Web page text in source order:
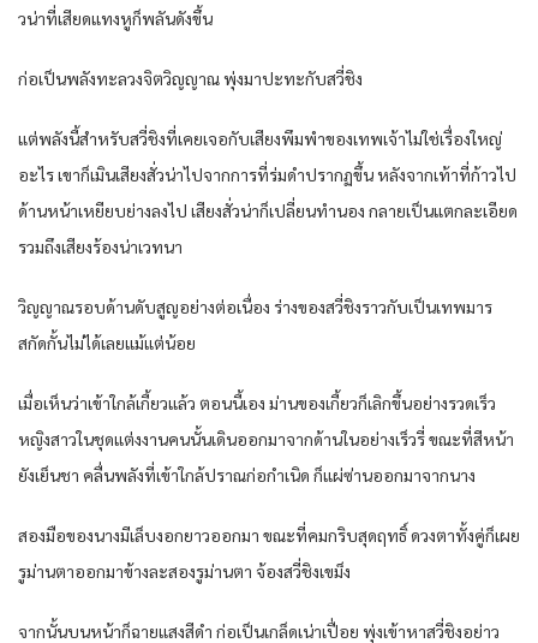
วน่าที่เสียดแทงหูก็พลันดังขึ้น
ก่อเป็นพลังทะลวงจิตวิญญาณ พุ่งมาปะทะกับสวี่ชิง
แต่พลังนี้สำหรับสวี่ชิงที่เคยเจอกับเสียงพึมพำของเทพเจ้าไม่ใช่เรื่องใหญ่
อะไร เขาก็เมินเสียงสั่วน่าไปจากการที่ร่มดำปรากฏขึ้น หลังจากเท้าที่ก้าวไป
ด้านหน้าเหยียบย่างลงไป เสียงสั่วน่าก็เปลี่ยนทำนอง กลายเป็นแตกละเอียด
รวมถึงเสียงร้องน่าเวทนา
วิญญาณรอบด้านดับสูญอย่างต่อเนื่อง ร่างของสวี่ชิงราวกับเป็นเทพมาร
สกัดกั้นไม่ได้เลยแม้แต่น้อย
เมื่อเห็นว่าเข้าใกล้เกี้ยวแล้ว ตอนนี้เอง ม่านของเกี้ยวก็เลิกขึ้นอย่างรวดเร็ว
หญิงสาวในชุดแต่งงานคนนั้นเดินออกมาจากด้านในอย่างเร็วรี่ ขณะที่สีหน้า
ยังเย็นชา คลื่นพลังที่เข้าใกล้ปราณก่อกำเนิด ก็แผ่ซ่านออกมาจากนาง
สองมือของนางมีเล็บงอกยาวออกมา ขณะที่คมกริบสุดฤทธิ์ ดวงตาทั้งคู่ก็เผย
รูม่านตาออกมาข้างละสองรูม่านตา จ้องสวี่ชิงเขม็ง
จากนั้นบนหน้าก็ฉายแสงสีดำ ก่อเป็นเกล็ดเน่าเปื่อย พุ่งเข้าหาสวี่ชิงอย่าว